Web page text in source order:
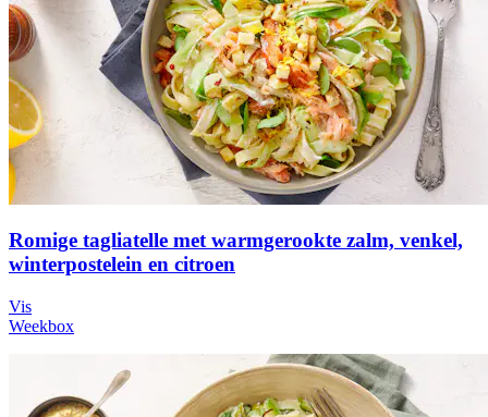
Romige tagliatelle met warmgerookte zalm, venkel,
winterpostelein en citroen
Vis
Weekbox